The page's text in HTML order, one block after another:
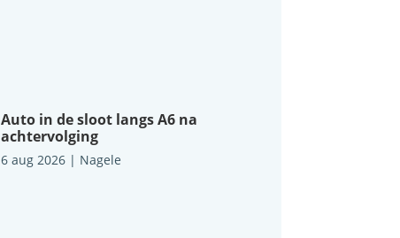
Auto in de sloot langs A6 na
achtervolging
6 aug 2026| Nagele